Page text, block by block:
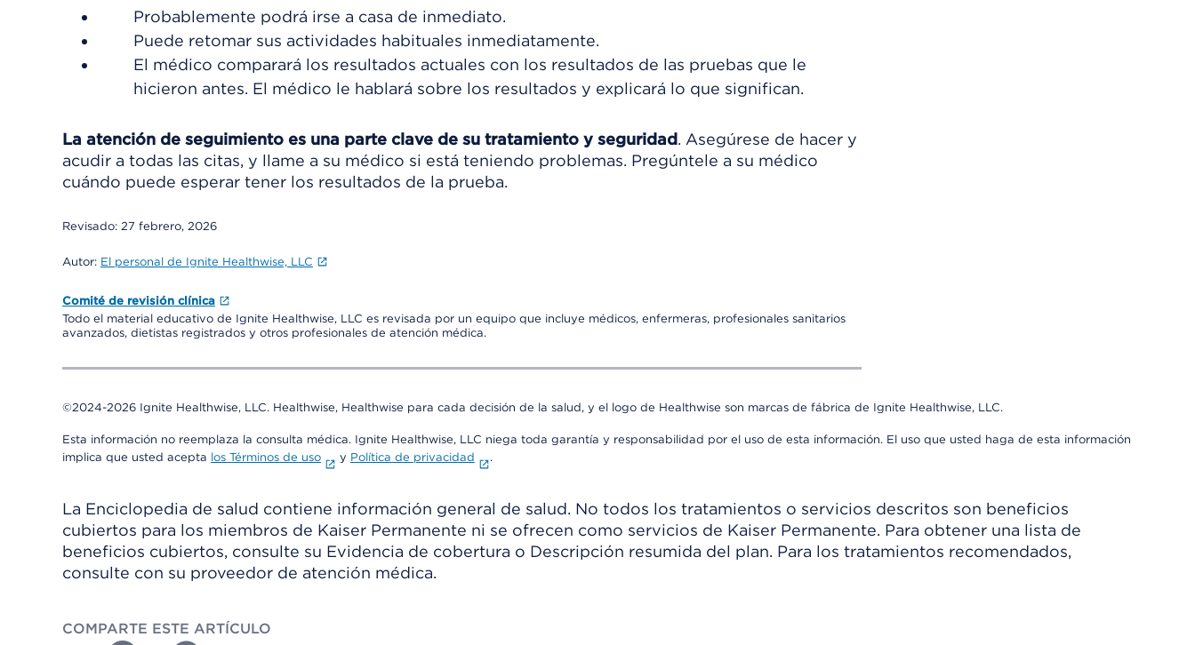
Probablemente podrá irse a casa de inmediato.
Puede retomar sus actividades habituales inmediatamente.
El médico comparará los resultados actuales con los resultados de las pruebas que le
hicieron antes. El médico le hablará sobre los resultados y explicará lo que significan.
La atención de seguimiento es una parte clave de su tratamiento y seguridad. Asegúrese de hacer y
acudir a todas las citas, y llame a su médico si está teniendo problemas. Pregúntele a su médico
cuándo puede esperar tener los resultados de la prueba.
Revisado: 27 febrero, 2026
Autor: El personal de Ignite Healthwise, LLC
Comité de revisión clínica
Todo el material educativo de Ignite Healthwise, LLC es revisada por un equipo que incluye médicos, enfermeras, profesionales sanitarios
avanzados, dietistas registrados y otros profesionales de atención médica.
©2024-2026 Ignite Healthwise, LLC. Healthwise, Healthwise para cada decisión de la salud, y el logo de Healthwise son marcas de fábrica de Ignite Healthwise, LLC.
Esta información no reemplaza la consulta médica. Ignite Healthwise, LLC niega toda garantía y responsabilidad por el uso de esta información. El uso que usted haga de esta información
implica que usted acepta los Términos de uso y Política de privacidad .
La Enciclopedia de salud contiene información general de salud. No todos los tratamientos o servicios descritos son beneficios
cubiertos para los miembros de Kaiser Permanente ni se ofrecen como servicios de Kaiser Permanente. Para obtener una lista de
beneficios cubiertos, consulte su Evidencia de cobertura o Descripción resumida del plan. Para los tratamientos recomendados,
consulte con su proveedor de atención médica.
COMPARTE ESTE ARTÍCULO